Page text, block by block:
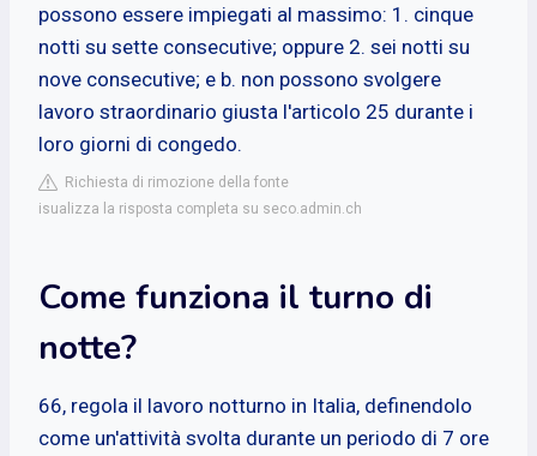
possono essere impiegati al massimo: 1. cinque
notti su sette consecutive; oppure 2. sei notti su
nove consecutive; e b. non possono svolgere
lavoro straordinario giusta l'articolo 25 durante i
loro giorni di congedo.
Richiesta di rimozione della fonte
isualizza la risposta completa su seco.admin.ch
Come funziona il turno di
notte?
66, regola il lavoro notturno in Italia, definendolo
come un'attività svolta durante un periodo di 7 ore